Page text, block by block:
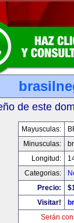
de este
Mayusculas:
Minusculas:
Longitud:
Categorias:
Precio:
Visitar!
Serán